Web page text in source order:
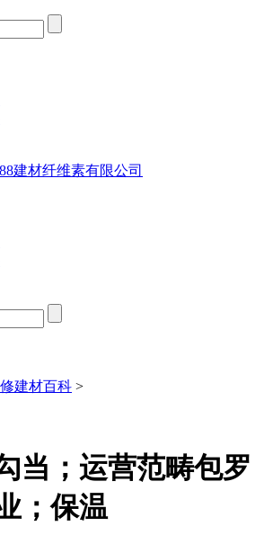
建材百科 >
当；运营范畴包罗
；保温